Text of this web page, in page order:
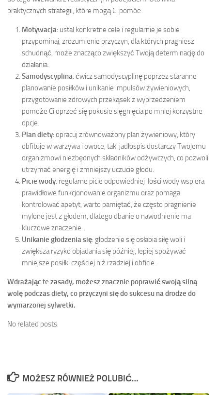
praktycznych strategii, które mogą Ci pomóc:
Motywacja: ustal konkretne cele i regularnie je sobie
przypominaj, zrozumienie przyczyn, dla których pragniesz
schudnąć, może znacząco zwiększyć Twoją determinację do
działania.
Samodyscyplina: ćwicz samodyscyplinę poprzez staranne
planowanie posiłków i unikanie impulsów żywieniowych,
przygotowanie zdrowych przekąsek z wyprzedzeniem
pomoże Ci oprzeć się pokusie sięgnięcia po mniej korzystne
opcje.
Plan diety: opracuj zrównoważony plan żywieniowy, który
obfituje w warzywa i owoce, taki jadłospis dostarczy Twojemu
organizmowi niezbędnych składników odżywczych, co pozwoli
utrzymać energię i zmniejszy uczucie głodu.
Picie wody: regularne picie odpowiedniej ilości wody wspiera
prawidłowe funkcjonowanie organizmu oraz pomaga
kontrolować apetyt, warto pamiętać, że często pragnienie
mylone jest z głodem, dlatego dbanie o nawodnienie ma
kluczowe znaczenie.
Unikanie głodzenia się: głodzenie się osłabia siłę woli i
zwiększa ryzyko objadania się później, lepiej spożywać
mniejsze posiłki częściej niż rzadziej i obficie.
Wdrażając te zasady, możesz znacznie poprawić swoją silną
wolę podczas diety, co przyczyni się do sukcesu na drodze do
wymarzonej sylwetki.
No related posts.
MOŻESZ RÓWNIEŻ POLUBIĆ…